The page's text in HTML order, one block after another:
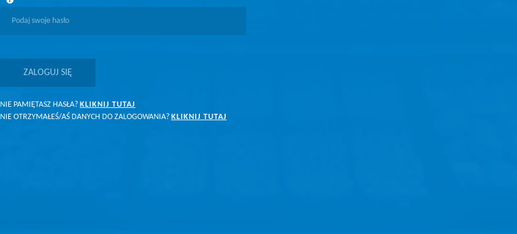
ZALOGUJ SIĘ
NIE PAMIĘTASZ HASŁA? KLIKNIJ TUTAJ
NIE OTRZYMAŁEŚ/AŚ DANYCH DO ZALOGOWANIA? KLIKNIJ TUTAJ